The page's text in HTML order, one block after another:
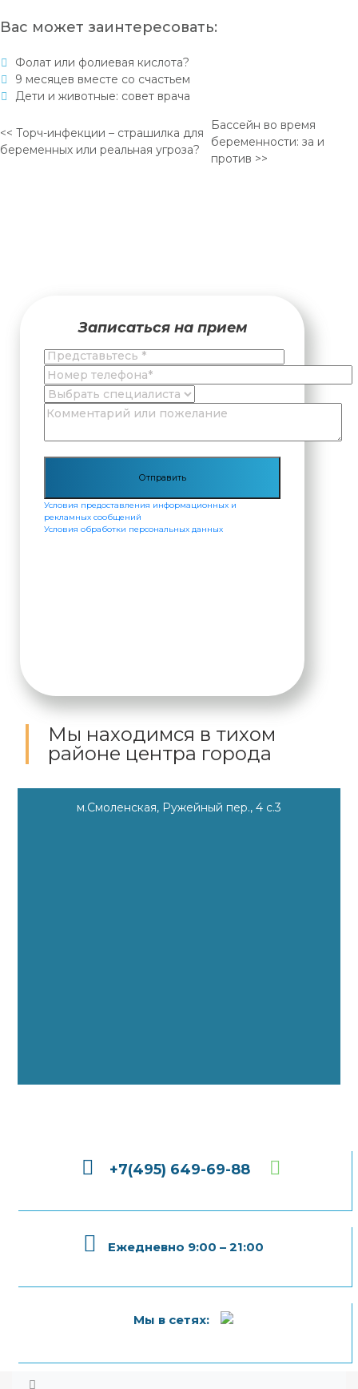
Вас может заинтересовать:
Фолат или фолиевая кислота?
9 месяцев вместе со счастьем
Дети и животные: совет врача
<< Торч-инфекции – страшилка для
беременных или реальная угроза?
Бассейн во время
беременности: за и
против >>
Записаться на прием
Условия предоставления информационных и
рекламных сообщений
Условия обработки персональных данных
Мы находимся в тихом
районе центра города
м.Смоленская, Ружейный пер., 4 с.3
+7(495) 649-69-88
Ежедневно 9:00 – 21:00
Мы в сетях: